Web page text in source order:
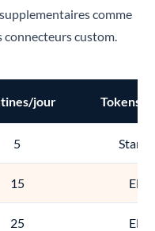
comme
connecteurs custom.
jour Tokens/
5
15
25